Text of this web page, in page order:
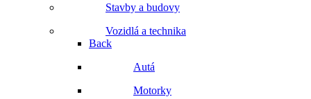
Stavby a budovy
Vozidlá a technika
Back
Autá
Motorky